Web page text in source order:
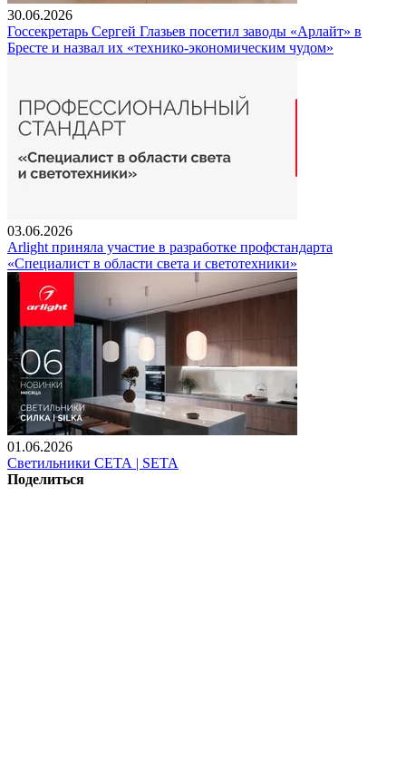
30.06.2026
Госсекретарь Сергей Глазьев посетил заводы «Арлайт» в
Бресте и назвал их «технико-экономическим чудом»
03.06.2026
Arlight приняла участие в разработке профстандарта
«Специалист в области света и светотехники»
01.06.2026
Светильники СЕТА | SETA
Поделиться